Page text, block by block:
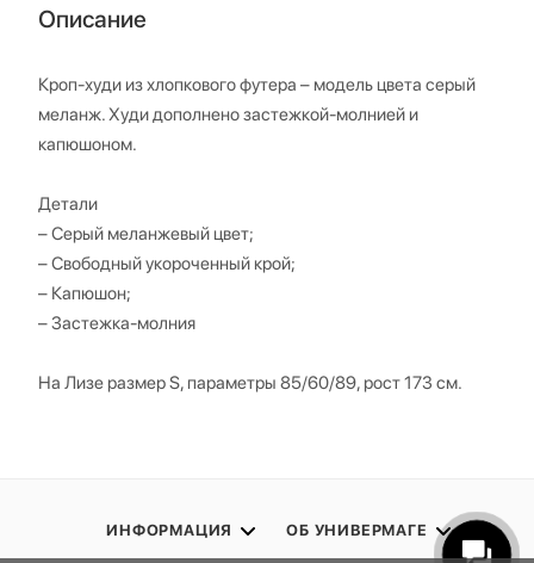
Описание
Кроп-худи из хлопкового футера – модель цвета серый
меланж. Худи дополнено застежкой-молнией и
капюшоном.
Детали
– Серый меланжевый цвет;
– Свободный укороченный крой;
– Капюшон;
– Застежка-молния
На Лизе размер S, параметры 85/60/89, рост 173 см.
ИНФОРМАЦИЯ ОБ УНИВЕРМАГЕ